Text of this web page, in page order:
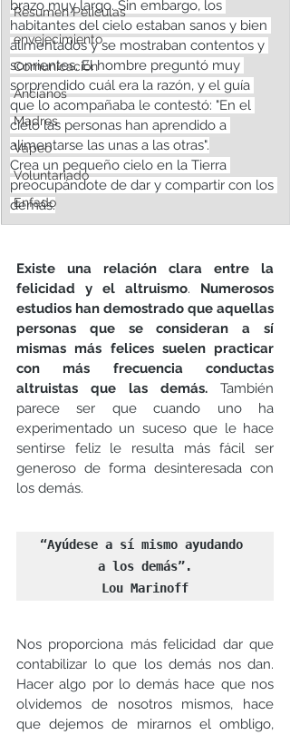
Resumen Peliculas
envejecimiento
Comunicación
Ancianos
Madres
Vapeo
Voluntariado
Enfado
brazo muy largo. Sin embargo, los
habitantes del cielo estaban sanos y bien
alimentados y se mostraban contentos y
sonrientes. El hombre preguntó muy
sorprendido cuál era la razón, y el guía
que lo acompañaba le contestó: "En el
cielo las personas han aprendido a
alimentarse las unas a las otras".
Crea un pequeño cielo en la Tierra
preocupándote de dar y compartir con los
demás.
Existe una relación clara entre la
felicidad y el altruismo. Numerosos
estudios han demostrado que aquellas
personas que se consideran a sí
mismas más felices suelen practicar
con más frecuencia conductas
altruistas que las demás. También
parece ser que cuando uno ha
experimentado un suceso que le hace
sentirse feliz le resulta más fácil ser
generoso de forma desinteresada con
los demás.
“Ayúdese a sí mismo ayudando
a los demás”.
Lou Marinoff
Nos proporciona más felicidad dar que
contabilizar lo que los demás nos dan.
Hacer algo por lo demás hace que nos
olvidemos de nosotros mismos, hace
que dejemos de mirarnos el ombligo,